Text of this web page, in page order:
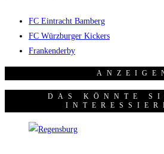
FC Eintracht Bamberg
FC Würzburger Kickers
Frankenderby
DAS KÖNNTE